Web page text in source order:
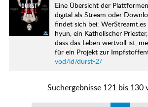
Eine Übersicht der
digital als Stream oder
findet sich bei:
hyun, ein Katholischer
dass das Leben wertvoll ist,
für ein Projekt zur
vod/id/durst-2/
Suchergebnisse 121 bis 130